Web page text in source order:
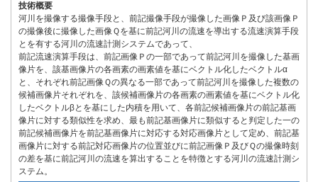
技術概要
河川を撮像する撮像手段と、前記撮像手段が撮像した画像Ｐ及び該画像Ｐ
の撮像後に撮像した画像Ｑを基に前記河川の流速を導出する流速演算手段
とを有する河川の流速計測システムであって、
前記流速演算手段は、前記画像Ｐの一部であって前記河川を撮像した基画
像片を、該基画像片の各画素の画素値を基にベクトル化したベクトルα
と、それぞれ前記画像Ｑの異なる一部であって前記河川を撮像した複数の
候補画像片それぞれを、該候補画像片の各画素の画素値を基にベクトル化
したベクトルβとを基にした内積を用いて、各前記候補画像片の前記基画
像片に対する類似性を求め、最も前記基画像片に類似すると判定した一の
前記候補画像片を前記基画像片に対応する対応画像片として定め、前記基
画像片に対する前記対応画像片の位置並びに前記画像Ｐ及びＱの撮像時刻
の差を基に前記河川の流速を算出することを特徴とする河川の流速計測シ
ステム。